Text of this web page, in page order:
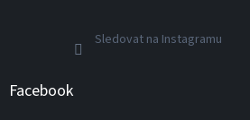
Sledovat na Instagramu
Facebook